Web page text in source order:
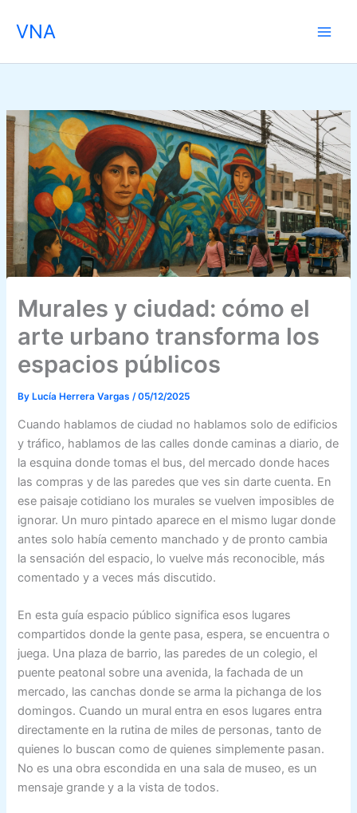
VNA
Murales y ciudad: cómo el
arte urbano transforma los
espacios públicos
ByLucía Herrera Vargas /05/12/2025
Cuando hablamos de ciudad no hablamos solo de edificios
y tráfico, hablamos de las calles donde caminas a diario, de
la esquina donde tomas el bus, del mercado donde haces
las compras y de las paredes que ves sin darte cuenta. En
ese paisaje cotidiano los murales se vuelven imposibles de
ignorar. Un muro pintado aparece en el mismo lugar donde
antes solo había cemento manchado y de pronto cambia
la sensación del espacio, lo vuelve más reconocible, más
comentado y a veces más discutido.
En esta guía espacio público significa esos lugares
compartidos donde la gente pasa, espera, se encuentra o
juega. Una plaza de barrio, las paredes de un colegio, el
puente peatonal sobre una avenida, la fachada de un
mercado, las canchas donde se arma la pichanga de los
domingos. Cuando un mural entra en esos lugares entra
directamente en la rutina de miles de personas, tanto de
quienes lo buscan como de quienes simplemente pasan.
No es una obra escondida en una sala de museo, es un
mensaje grande y a la vista de todos.